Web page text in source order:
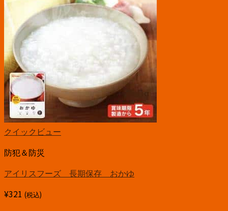
クイックビュー
防犯＆防災
アイリスフーズ 長期保存 おかゆ
¥321 (税込)